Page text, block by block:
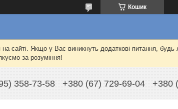
Кошик
сайті. Якщо у Вас виникнуть додаткові питання, будь
за розуміння!
358-73-58 +380 (67) 729-69-04 +380